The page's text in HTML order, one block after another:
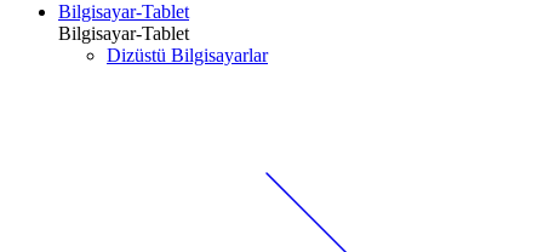
Bilgisayar-Tablet
Bilgisayar-Tablet
Dizüstü Bilgisayarlar